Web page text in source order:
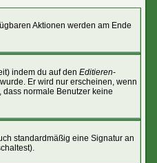
Aktionen werden am Ende
indem du auf den Editieren-
Er wird nur erscheinen, wenn
normale Benutzer keine
standardmäßig eine Signatur an